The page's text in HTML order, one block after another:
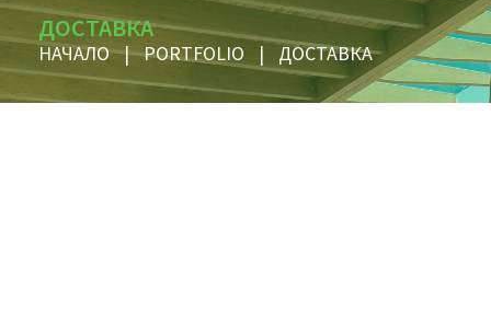
ДОСТАВКА
НАЧАЛО | PORTFOLIO | ДОСТАВКА